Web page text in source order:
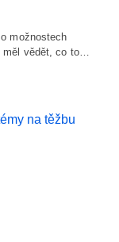
možnostech
vědět, co to…